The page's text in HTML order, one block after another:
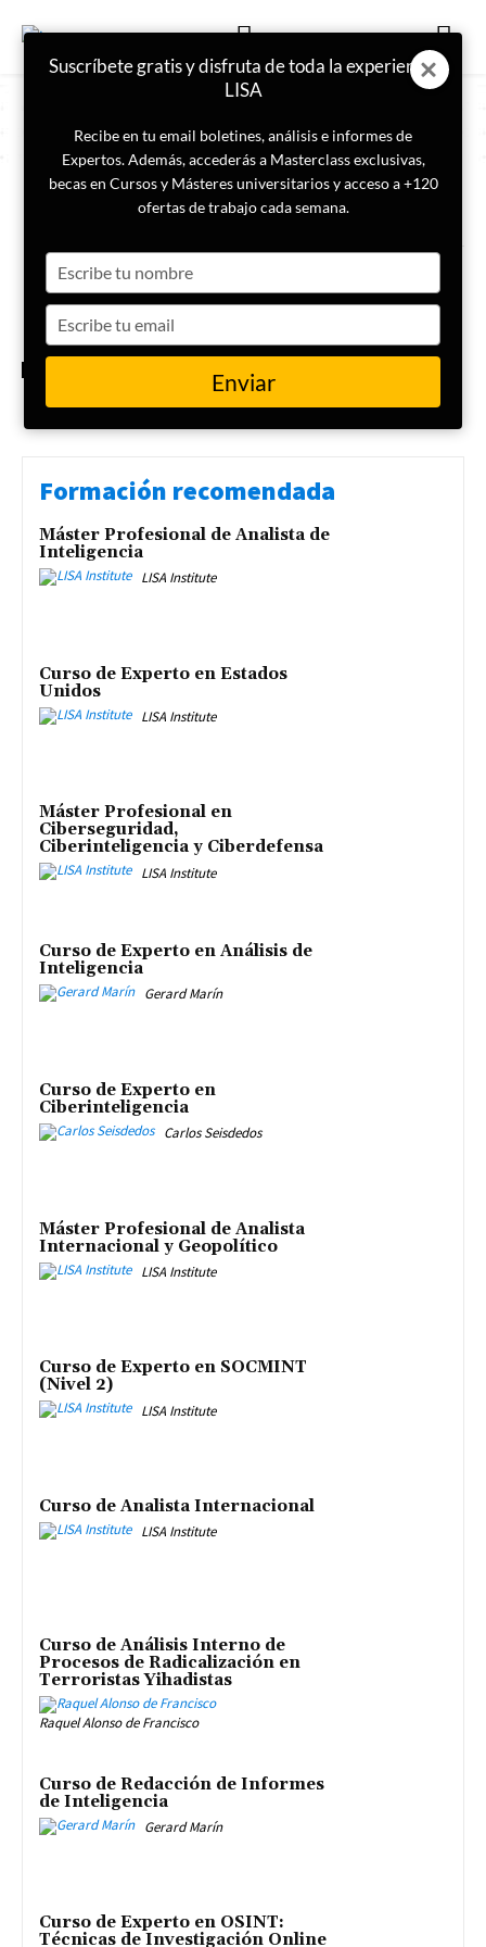
ETIQUETA
prevención del terrorismo
Terrorismo y
contrainteligencia: enfoques
con estrategia para poder
proteger a la sociedad
Formación recomendada
Máster Profesional de Analista de
Inteligencia
LISA Institute
Curso de Experto en Estados
Unidos
LISA Institute
Máster Profesional en
Ciberseguridad,
Ciberinteligencia y Ciberdefensa
LISA Institute
Curso de Experto en Análisis de
Inteligencia
Gerard Marín
Curso de Experto en
Ciberinteligencia
Carlos Seisdedos
Máster Profesional de Analista
Internacional y Geopolítico
LISA Institute
Curso de Experto en SOCMINT
(Nivel 2)
LISA Institute
Curso de Analista Internacional
LISA Institute
Curso de Análisis Interno de
Procesos de Radicalización en
Terroristas Yihadistas
Raquel Alonso de Francisco
Curso de Redacción de Informes
de Inteligencia
Gerard Marín
Curso de Experto en OSINT:
Técnicas de Investigación Online
Suscríbete gratis y disfruta de toda la experiencia
LISA
Recibe en tu email boletines, análisis e informes de
Expertos. Además, accederás a Masterclass exclusivas,
becas en Cursos y Másteres universitarios y acceso a +120
ofertas de trabajo cada semana.
your
name
your
email
Enviar